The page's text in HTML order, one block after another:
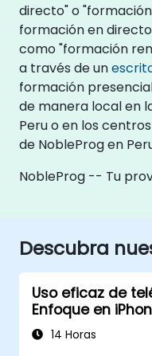
directo" o
formación en
como "formación
a través de un
formación
de manera local en
Peru o en los
de NobleProg en
NobleProg -- Tu
Descubra
Uso eficaz de
Enfoque en
14 Horas